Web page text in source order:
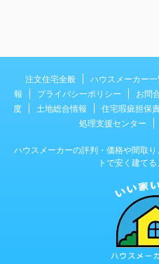
注文住宅全般 ハウスメーカー一
報
プライバシーポリシー お問
度
土地総合情報 住宅瑕疵担保
処理支援センター
ハウスメーカーの評判・価格や間取
トで安く建てる